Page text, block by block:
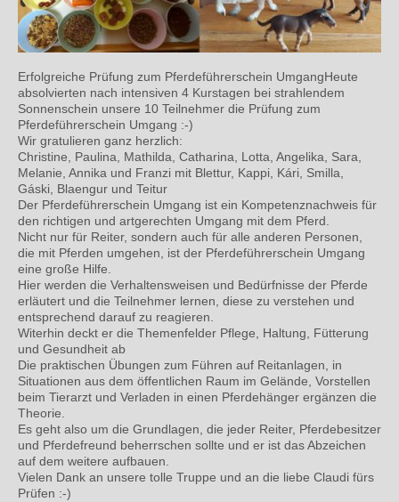
Erfolgreiche Prüfung zum Pferdeführerschein UmgangHeute
absolvierten nach intensiven 4 Kurstagen bei strahlendem
Sonnenschein unsere 10 Teilnehmer die Prüfung zum
Pferdeführerschein Umgang :-)
Wir gratulieren ganz herzlich:
Christine, Paulina, Mathilda, Catharina, Lotta, Angelika, Sara,
Melanie, Annika und Franzi mit Blettur, Kappi, Kári, Smilla,
Gáski, Blaengur und Teitur
Der Pferdeführerschein Umgang ist ein Kompetenznachweis für
den richtigen und artgerechten Umgang mit dem Pferd.
Nicht nur für Reiter, sondern auch für alle anderen Personen,
die mit Pferden umgehen, ist der Pferdeführerschein Umgang
eine große Hilfe.
Hier werden die Verhaltensweisen und Bedürfnisse der Pferde
erläutert und die Teilnehmer lernen, diese zu verstehen und
entsprechend darauf zu reagieren.
Witerhin deckt er die Themenfelder Pflege, Haltung, Fütterung
und Gesundheit ab
Die praktischen Übungen zum Führen auf Reitanlagen, in
Situationen aus dem öffentlichen Raum im Gelände, Vorstellen
beim Tierarzt und Verladen in einen Pferdehänger ergänzen die
Theorie.
Es geht also um die Grundlagen, die jeder Reiter, Pferdebesitzer
und Pferdefreund beherrschen sollte und er ist das Abzeichen
auf dem weitere aufbauen.
Vielen Dank an unsere tolle Truppe und an die liebe Claudi fürs
Prüfen :-)